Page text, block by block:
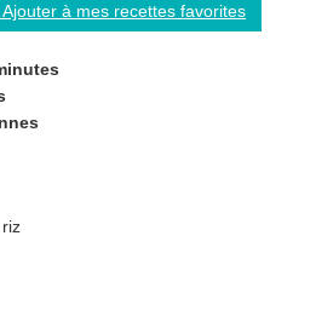
Ajouter à mes recettes favorites